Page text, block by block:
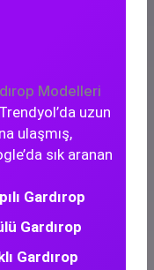
Modelleri
uzun
ulaşmış,
sık aranan
Gardırop
Gardırop
Gardırop